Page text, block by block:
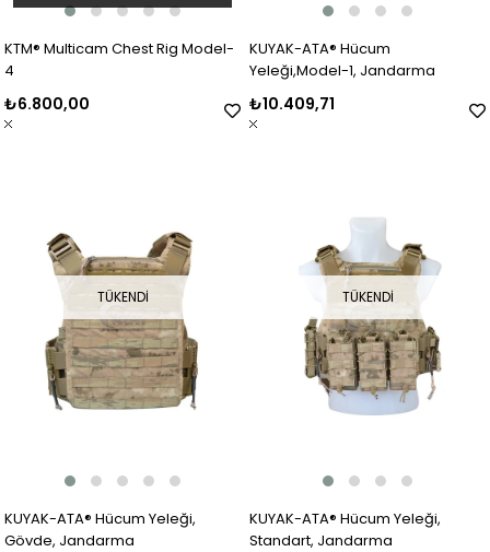
KTM® Multicam Chest Rig Model-
4
₺6.800,00
KUYAK-ATA® Hücum
Yeleği,Model-1, Jandarma
₺10.409,71
TÜKENDI
KUYAK-ATA® Hücum Yeleği,
Gövde, Jandarma
TÜKENDI
KUYAK-ATA® Hücum Yeleği,
Standart, Jandarma